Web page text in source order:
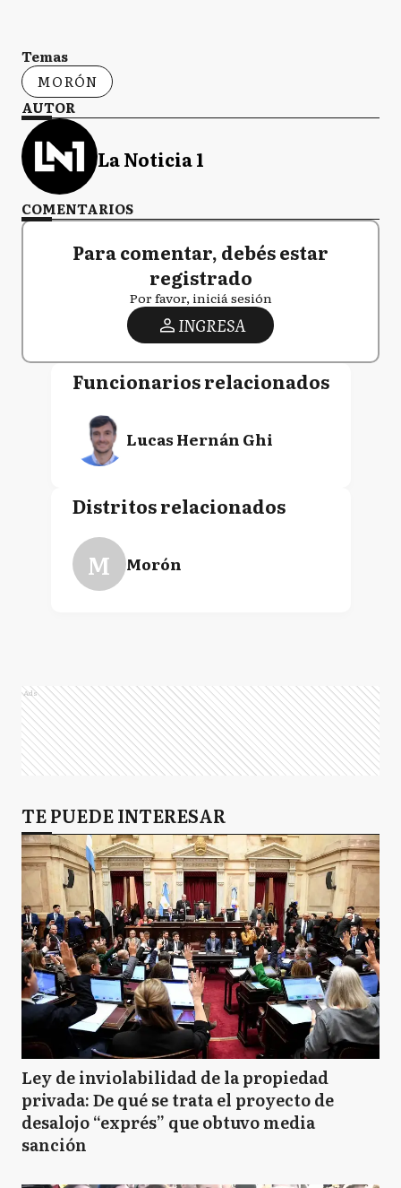
Temas
MORÓN
AUTOR
La Noticia 1
COMENTARIOS
Para comentar, debés estar
registrado
Por favor, iniciá sesión
INGRESA
Funcionarios relacionados
Lucas Hernán Ghi
Distritos relacionados
M Morón
Ads
TE PUEDE INTERESAR
Ley de inviolabilidad de la propiedad
privada: De qué se trata el proyecto de
desalojo “exprés” que obtuvo media
sanción